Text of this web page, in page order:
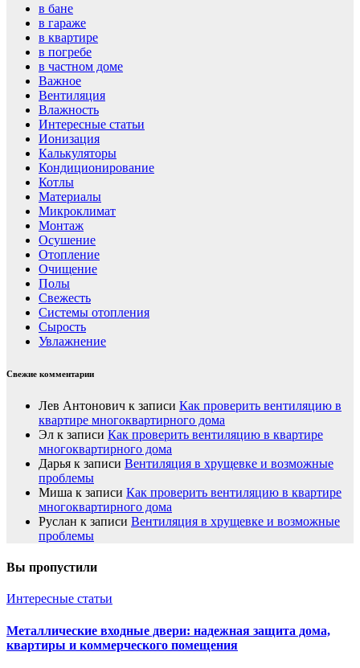
в бане
в гараже
в квартире
в погребе
в частном доме
Важное
Вентиляция
Влажность
Интересные статьи
Ионизация
Калькуляторы
Кондиционирование
Котлы
Материалы
Микроклимат
Монтаж
Осушение
Отопление
Очищение
Полы
Свежесть
Системы отопления
Сырость
Увлажнение
Свежие комментарии
Лев Антонович к записи Как проверить вентиляцию в
квартире многоквартирного дома
Эл к записи Как проверить вентиляцию в квартире
многоквартирного дома
Дарья к записи Вентиляция в хрущевке и возможные
проблемы
Миша к записи Как проверить вентиляцию в квартире
многоквартирного дома
Руслан к записи Вентиляция в хрущевке и возможные
проблемы
Вы пропустили
Интересные статьи
Металлические входные двери: надежная защита дома,
квартиры и коммерческого помещения